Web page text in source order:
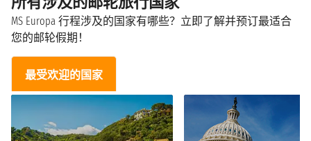
MS Europa 行程涉及的国家有哪些？立即了解并预订最适合
您的邮轮假期！
最受欢迎的国家